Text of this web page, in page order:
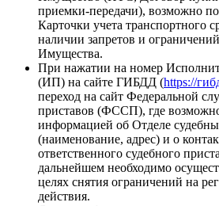
приемки-передачи), возможно
Карточки учета транспортного
наличии запретов и
Имущества.
При нажатии на номер
(ИП) на сайте ГИБДД (https://
переход на сайт Федеральной
приставов (ФССП), где
информацией об Отделе
(наименование, адрес) и о
ответственного судебного
дальнейшем необходимо
целях снятия ограничений на
действия.